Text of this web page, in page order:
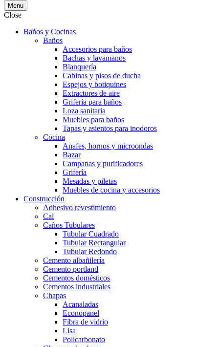
Menu
Close
Baños y Cocinas
Baños
Accesorios para baños
Bachas y lavamanos
Blanquería
Cabinas y pisos de ducha
Espejos y botiquines
Extractores de aire
Grifería para baños
Loza sanitaria
Muebles para baños
Tapas y asientos para inodoros
Cocina
Anafes, hornos y microondas
Bazar
Campanas y purificadores
Grifería
Mesadas y piletas
Muebles de cocina y accesorios
Construcción
Adhesivo revestimiento
Cal
Caños Tubulares
Tubular Cuadrado
Tubular Rectangular
Tubular Redondo
Cemento albañilería
Cemento portland
Cementos domésticos
Cementos industriales
Chapas
Acanaladas
Econopanel
Fibra de vidrio
Lisa
Policarbonato